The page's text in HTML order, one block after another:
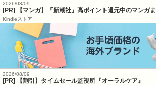
2026/08/09
[PR] 【マンガ】『新潮社』高ポイント還元中のマンガ
Kindleストア
2026/08/09
[PR] 【割引】タイムセール監視所『オーラルケア』